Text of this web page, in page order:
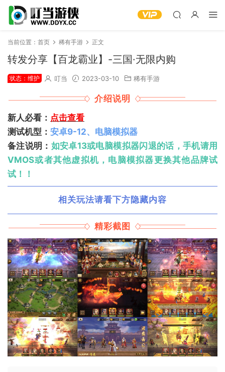
当前位置： 首页 稀有手游 正文
转发分享【百龙霸业】-三国·无限内购
状态：维护 叮当 2023-03-10 稀有手游
介绍说明
新人必看： 点击查看
测试机型： 安卓9-12、电脑模拟器
备注说明： 如安卓13或电脑模拟器闪退的话，手机请用
VMOS或者其他虚拟机，电脑模拟器更换其他品牌试
试！！
相关玩法请看下方隐藏内容
精彩截图